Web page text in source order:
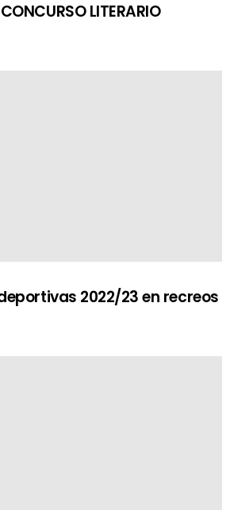
LITERARIO
2022/23 en recreos